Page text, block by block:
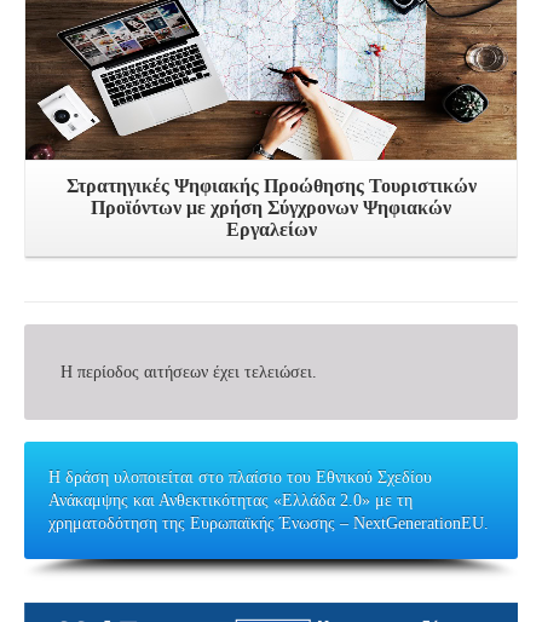
Στρατηγικές Ψηφιακής Προώθησης Τουριστικών
Προϊόντων με χρήση Σύγχρονων Ψηφιακών
Εργαλείων
Η περίοδος αιτήσεων έχει τελειώσει.
Η δράση υλοποιείται στο πλαίσιο του Εθνικού Σχεδίου
Ανάκαμψης και Ανθεκτικότητας «Ελλάδα 2.0» με τη
χρηματοδότηση της Ευρωπαϊκής Ένωσης – NextGenerationEU.